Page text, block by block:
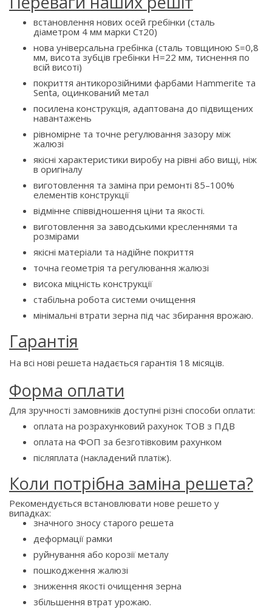
встановлення нових осей гребінки (сталь
діаметром 4 мм марки Ст20)
нова універсальна гребінка (сталь товщиною S=0,8
мм, висота зубців гребінки H=22 мм, тиснення по
всій висоті)
покриття антикорозійними фарбами Hammerite та
Senta, оцинкований метал
посилена конструкція, адаптована до підвищених
навантажень
рівномірне та точне регулювання зазору між
жалюзі
якісні характеристики виробу на рівні або вищі, ніж
в оригіналу
виготовлення та заміна при ремонті 85–100%
елементів конструкції
відмінне співвідношення ціни та якості.
виготовлення за заводськими кресленнями та
розмірами
якісні матеріали та надійне покриття
точна геометрія та регулювання жалюзі
висока міцність конструкції
стабільна робота системи очищення
мінімальні втрати зерна під час збирання врожаю.
Гарантія
На всі нові решета надається гарантія 18 місяців.
Форма оплати
Для зручності замовників доступні різні способи оплати:
оплата на розрахунковий рахунок ТОВ з ПДВ
оплата на ФОП за безготівковим рахунком
післяплата (накладений платіж).
Коли потрібна заміна решета?
Рекомендується встановлювати нове решето у
випадках:
значного зносу старого решета
деформації рамки
руйнування або корозії металу
пошкодження жалюзі
зниження якості очищення зерна
збільшення втрат урожаю.